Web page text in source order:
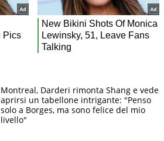
Montreal, Darderi rimonta Shang e vede
aprirsi un tabellone intrigante: "Penso
solo a Borges, ma sono felice del mio
livello"